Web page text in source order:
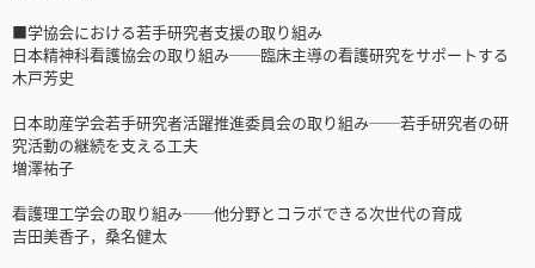
■学協会における若手研究者支援の取り組み
日本精神科看護協会の取り組み──臨床主導の看護研究をサポートする
木戸芳史
日本助産学会若手研究者活躍推進委員会の取り組み──若手研究者の研
究活動の継続を支える工夫
増澤祐子
看護理工学会の取り組み──他分野とコラボできる次世代の育成
吉田美香子，桑名健太